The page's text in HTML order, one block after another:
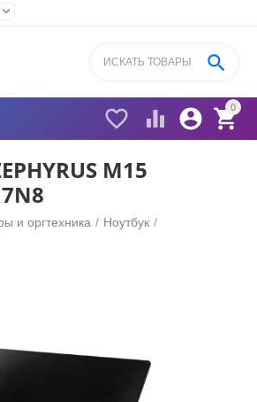

0


 

M15
и оргтехника / Ноутбук /